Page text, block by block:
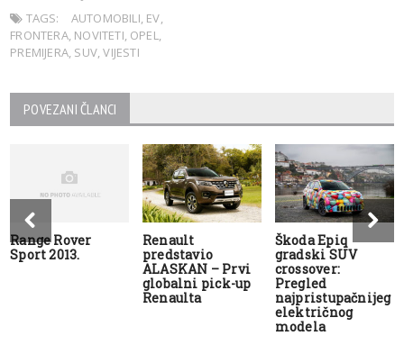
TAGS:
AUTOMOBILI, EV,
FRONTERA, NOVITETI, OPEL,
PREMIJERA, SUV,VIJESTI
POVEZANI ČLANCI
Range Rover
Sport 2013.
Renault
predstavio
ALASKAN – Prvi
globalni pick-up
Renaulta
Škoda Epiq
gradski SUV
crossover:
Pregled
najpristupačnijeg
električnog
modela